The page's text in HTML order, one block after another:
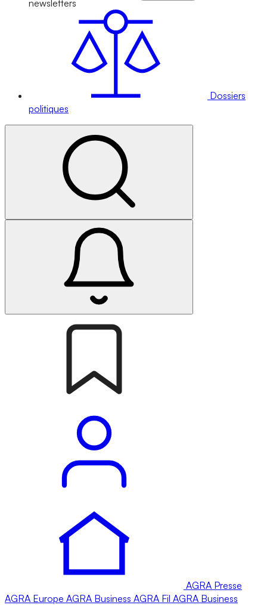
newsletters
Dossiers
politiques
AGRA Presse
AGRA Europe AGRA Business AGRA Fil AGRA Business